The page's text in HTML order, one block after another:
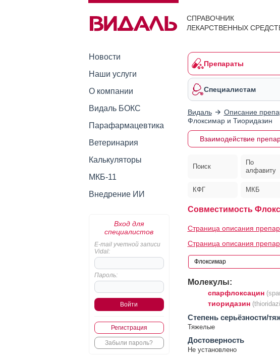
СПРАВОЧНИК
ЛЕКАРСТВЕННЫХ
Новости
Наши услуги
О компании
Видаль БОКС
Парафармацевтика
Ветеринария
Калькуляторы
МКБ-11
Внедрение ИИ
Вход для
специалистов
E-mail учетной записи
Vidal:
Пароль:
Регистрация
Забыли пароль?
Препараты
Специалистам
Видаль Описание
Флоксимар и Тиоридазин
Взаимодействие
Поиск
По
алфавиту
КФГ МКБ
Совместимость
Страница описания
Страница описания
Молекулы:
спарфлоксацин
тиоридазин
Cтепень серьёзности/
Тяжелые
Достоверность
Не установлено